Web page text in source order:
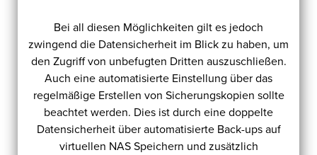
Bei all diesen Möglichkeiten gilt es jedoch
zwingend die Datensicherheit im Blick zu haben, um
den Zugriff von unbefugten Dritten auszuschließen.
Auch eine automatisierte Einstellung über das
regelmäßige Erstellen von Sicherungskopien sollte
beachtet werden. Dies ist durch eine doppelte
Datensicherheit über automatisierte Back-ups auf
virtuellen NAS Speichern und zusätzlich